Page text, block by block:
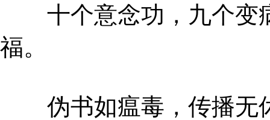
十个意念功，九个变
福。
伪书如瘟毒，传播无